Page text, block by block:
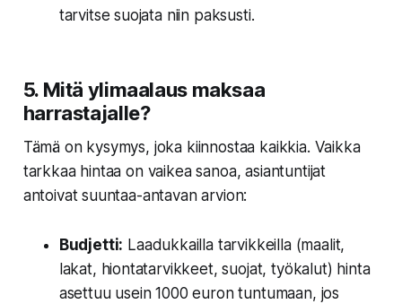
tarvitse suojata niin paksusti.
5. Mitä ylimaalaus maksaa
harrastajalle?
Tämä on kysymys, joka kiinnostaa kaikkia. Vaikka
tarkkaa hintaa on vaikea sanoa, asiantuntijat
antoivat suuntaa-antavan arvion:
Budjetti: Laadukkailla tarvikkeilla (maalit,
lakat, hiontatarvikkeet, suojat, työkalut) hinta
asettuu usein1000 eurontuntumaan, jos